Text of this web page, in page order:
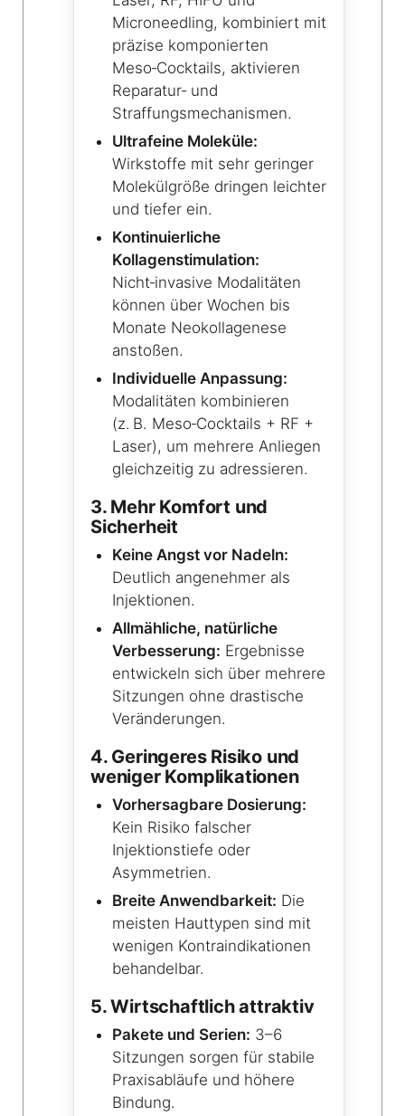
Microneedling, kombiniert mit
präzise komponierten
Meso‑Cocktails, aktivieren
Reparatur‑ und
Straffungsmechanismen.
Ultrafeine Moleküle:
Wirkstoffe mit sehr geringer
Molekülgröße dringen leichter
und tiefer ein.
Kontinuierliche
Kollagenstimulation:
Nicht‑invasive Modalitäten
können über Wochen bis
Monate Neokollagenese
anstoßen.
Individuelle Anpassung:
Modalitäten kombinieren
(z. B. Meso‑Cocktails + RF +
Laser), um mehrere Anliegen
gleichzeitig zu adressieren.
3. Mehr Komfort und
Sicherheit
Keine Angst vor Nadeln:
Deutlich angenehmer als
Injektionen.
Allmähliche, natürliche
Verbesserung: Ergebnisse
entwickeln sich über mehrere
Sitzungen ohne drastische
Veränderungen.
4. Geringeres Risiko und
weniger Komplikationen
Vorhersagbare Dosierung:
Kein Risiko falscher
Injektionstiefe oder
Asymmetrien.
Breite Anwendbarkeit: Die
meisten Hauttypen sind mit
wenigen Kontraindikationen
behandelbar.
5. Wirtschaftlich attraktiv
Pakete und Serien: 3–6
Sitzungen sorgen für stabile
Praxisabläufe und höhere
Bindung.